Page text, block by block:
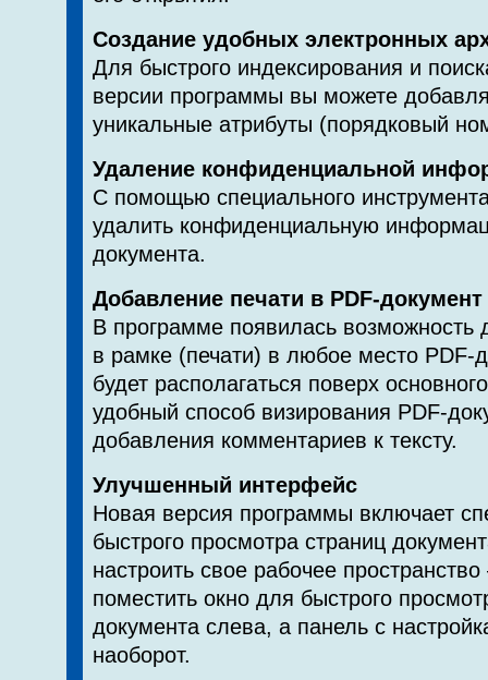
Создание удобных электронных
Для быстрого индексирования и
версии программы вы можете
уникальные атрибуты (порядковый
Удаление конфиденциальной
С помощью специального
удалить конфиденциальную
документа.
Добавление печати в PDF-документ
В программе появилась возможность
в рамке (печати) в любое место PDF-
будет располагаться поверх
удобный способ визирования PDF-
добавления комментариев к тексту.
Улучшенный интерфейс
Новая версия программы включает
быстрого просмотра страниц
настроить свое рабочее
поместить окно для быстрого
документа слева, а панель с
наоборот.